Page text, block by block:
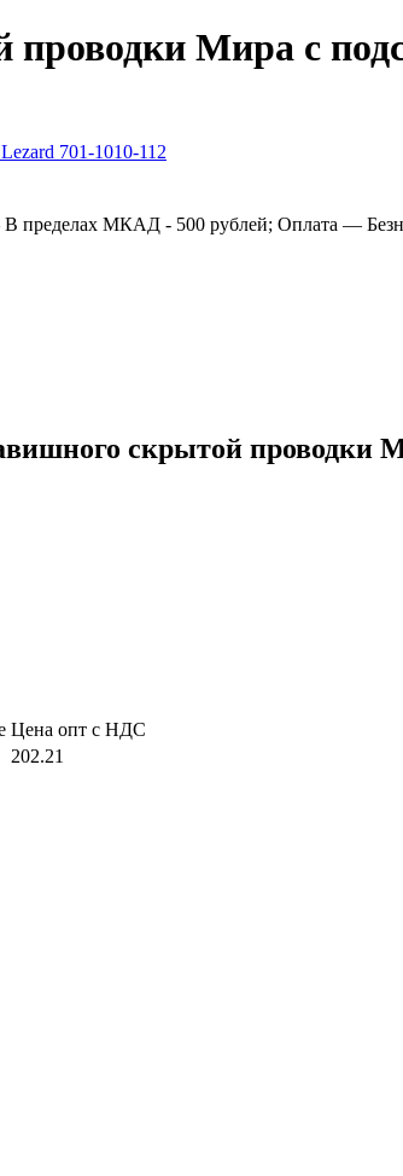
Мира с
В пределах МКАД - 500 рублей; Оплата —
скрытой проводки
Цена опт с НДС
202.21